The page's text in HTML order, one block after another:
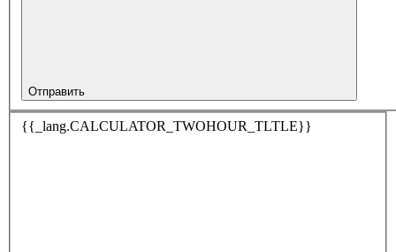
Отправить
{{_lang.CALCULATOR_TWOHOUR_TLTLE}}